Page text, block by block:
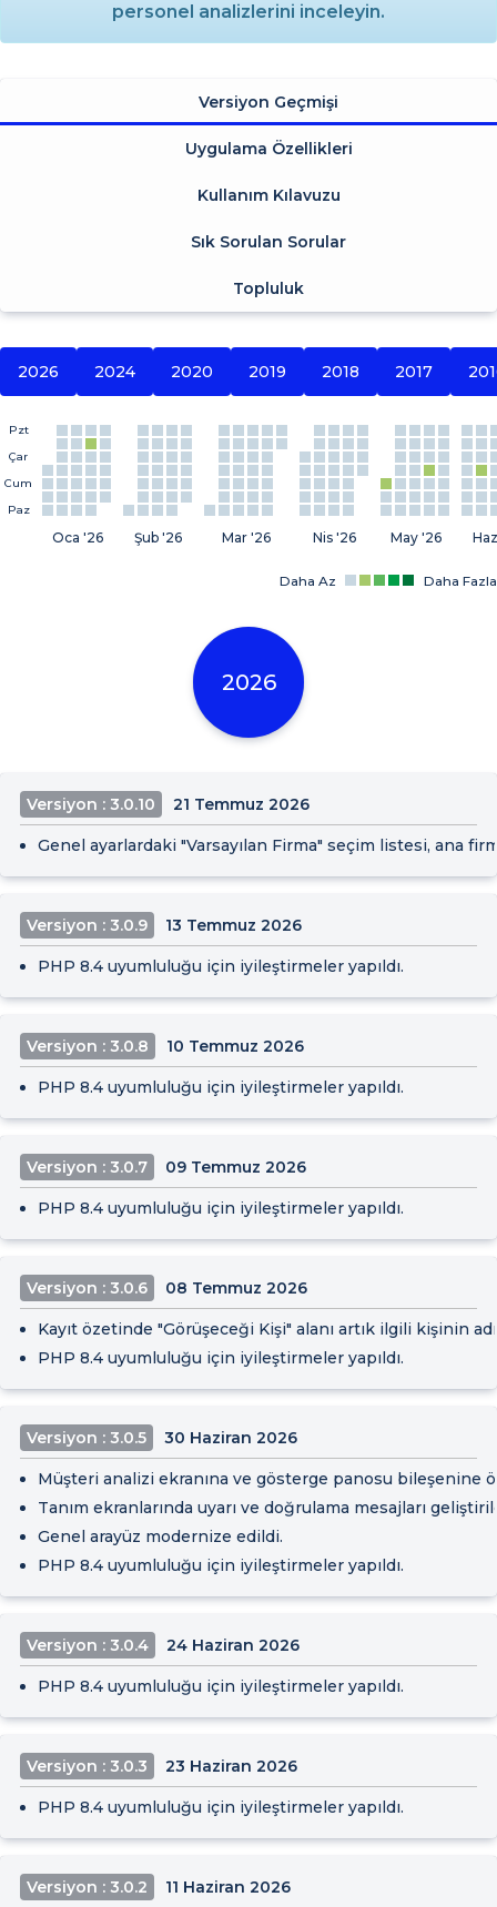
personel analizlerini inceleyin.
Versiyon Geçmişi
Uygulama Özellikleri
Kullanım Kılavuzu
Sık Sorulan Sorular
Topluluk
2026 2024 2020 2019 2018 2017
Pzt
Çar
Cum
Paz
Oca '26 Şub '26 Mar '26 Nis '26 May '26
Daha Az Daha Fazla
2026
Versiyon : 3.0.10 21 Temmuz 2026
Genel ayarlardaki "Varsayılan Firma" seçim listesi, ana
Versiyon : 3.0.9 13 Temmuz 2026
PHP 8.4 uyumluluğu için iyileştirmeler yapıldı.
Versiyon : 3.0.8 10 Temmuz 2026
PHP 8.4 uyumluluğu için iyileştirmeler yapıldı.
Versiyon : 3.0.7 09 Temmuz 2026
PHP 8.4 uyumluluğu için iyileştirmeler yapıldı.
Versiyon : 3.0.6 08 Temmuz 2026
Kayıt özetinde "Görüşeceği Kişi" alanı artık ilgili kişinin
PHP 8.4 uyumluluğu için iyileştirmeler yapıldı.
Versiyon : 3.0.5 30 Haziran 2026
Müşteri analizi ekranına ve gösterge panosu bileşenine
Tanım ekranlarında uyarı ve doğrulama mesajları
Genel arayüz modernize edildi.
PHP 8.4 uyumluluğu için iyileştirmeler yapıldı.
Versiyon : 3.0.4 24 Haziran 2026
PHP 8.4 uyumluluğu için iyileştirmeler yapıldı.
Versiyon : 3.0.3 23 Haziran 2026
PHP 8.4 uyumluluğu için iyileştirmeler yapıldı.
Versiyon : 3.0.2 11 Haziran 2026